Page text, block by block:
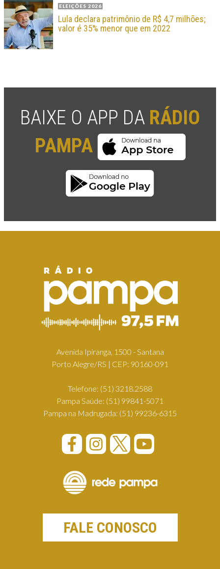
ELEIÇÕES 2026
Lula declara patrimônio de R$ 4,7 milhões;
valor é 35% menor que em 2022
BAIXE O APP DA RÁDIO
PAMPA
Avenida Ipiranga, 1500 - Santana
Porto Alegre/RS | CEP: 90160-091
Telefone: (51) 3218.2588
Pampa Saúde: (51) 99841-5071
Pampa na Madrugada: (51) 99236-6315
FALE CONOSCO